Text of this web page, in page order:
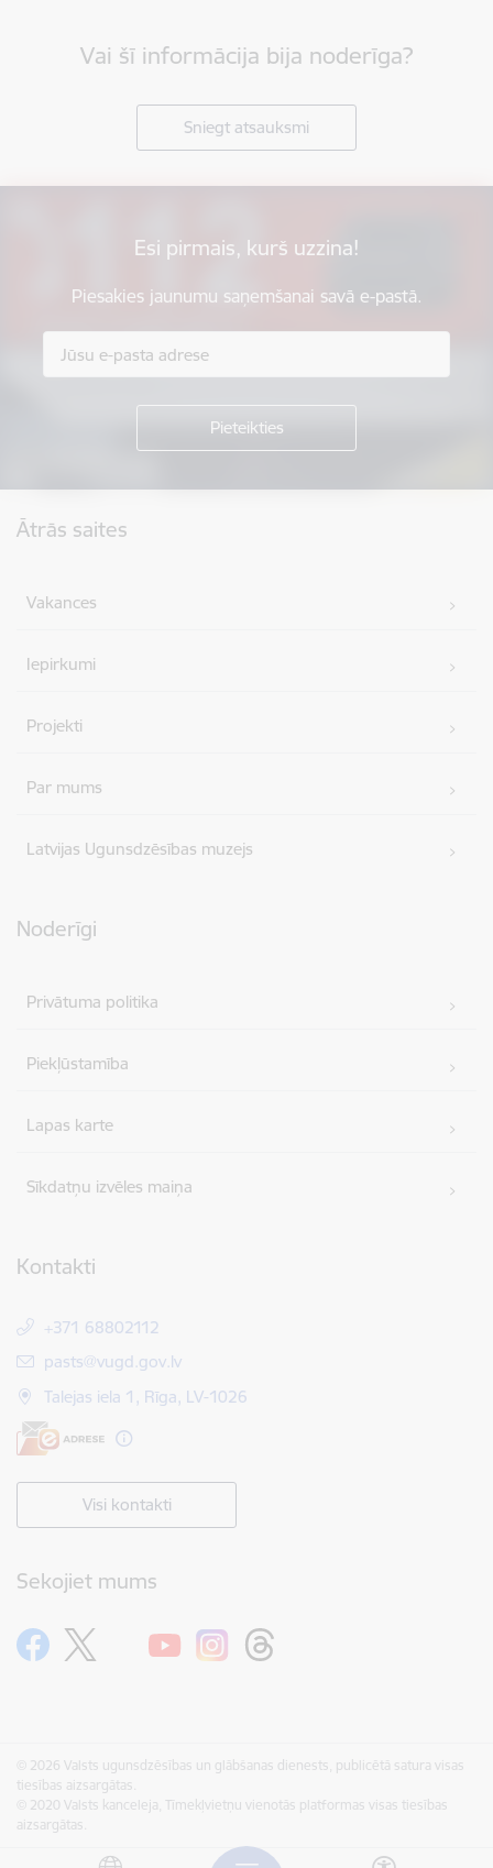
Vai šī informācija bija noderīga?
Sniegt atsauksmi
Esi pirmais, kurš uzzina!
Piesakies jaunumu saņemšanai savā e-pastā.
Ātrās saites
Vakances
Iepirkumi
Projekti
Par mums
Latvijas Ugunsdzēsības muzejs
Noderīgi
Privātuma politika
Piekļūstamība
Lapas karte
Sīkdatņu izvēles maiņa
Kontakti
+371 68802112
E-pasts:
pasts@vugd.gov.lv
Talejas iela 1, Rīga, LV-1026
Visi kontakti
Sekojiet mums
© 2026 Valsts ugunsdzēsības un glābšanas dienests, publicētā satura visas
tiesības aizsargātas.
© 2020 Valsts kanceleja, Tīmekļvietņu vienotās platformas visas tiesības
aizsargātas.